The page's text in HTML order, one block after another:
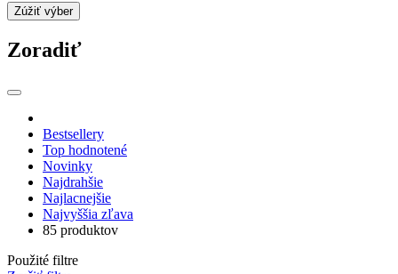
Zúžiť výber
Zoradiť
Bestsellery
Top hodnotené
Novinky
Najdrahšie
Najlacnejšie
Najvyššia zľava
85 produktov
Použité filtre